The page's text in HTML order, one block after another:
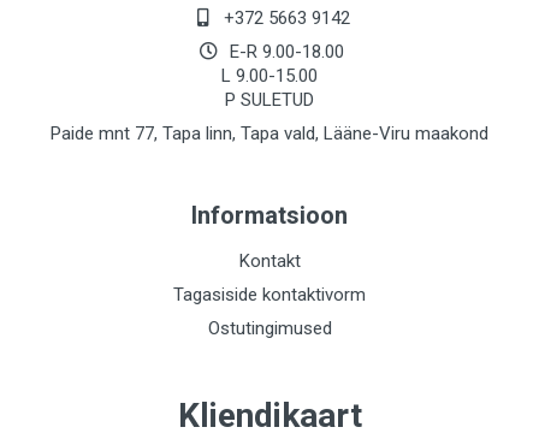
+372 5663 9142
E-R 9.00-18.00
L 9.00-15.00
P SULETUD
Paide mnt 77, Tapa linn, Tapa vald, Lääne-Viru maakond
Informatsioon
Kontakt
Tagasiside kontaktivorm
Ostutingimused
Kliendikaart